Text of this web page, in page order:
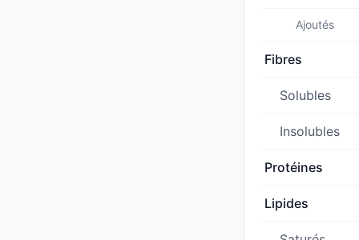
Ajoutés
Fibres
Solubles
Insolubles
Protéines
Lipides